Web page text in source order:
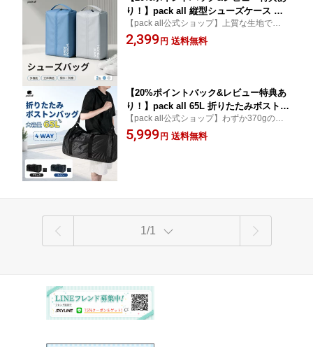
り！】pack all 縦型シューズケース シ
ューズバッグ 靴入れ 防塵防汚防臭 男女
兼用 家庭用 旅行 出張 学校 撥水加工 多
【pack all公式ショップ】上質な生地で、撥
水・防塵・防臭と3重のガードが施されてお
ります。耐久性と清潔感で長くお使いいた
2,399 円 送料無料
【20%ポイントバック&レビュー特典あ
り！】pack all 65L 折りたたみボストン
バッグ 旅行バッグ スポーツバッグ キャ
リーオン 超軽量 撥水 大容量 旅行 出張
【pack all公式ショップ】わずか370gの軽
さでコンパクトに折りたため、必要なとき
は65Lの大容量で3〜5泊の旅行や急な荷物
5,999 円 送料無料
1/1